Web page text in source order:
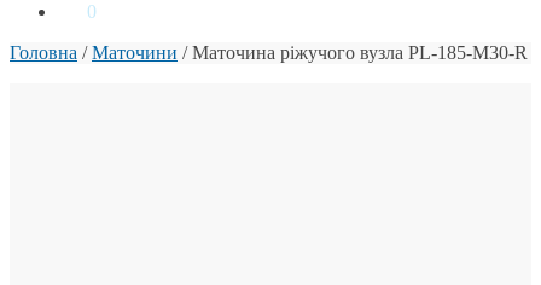
0
Головна /Маточини /Маточина ріжучого вузла PL-185-M30-R